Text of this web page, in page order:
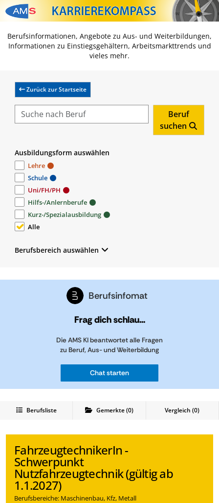
Zum Inhalt springen
Zum Navmenü springen
Zur Suche springen
Zur Footer springen
Berufsinformationen, Angebote zu Aus- und Weiterbildungen,
Informationen zu Einstiegsgehältern, Arbeitsmarkttrends und
vieles mehr.
Zurück zur Startseite
Beruf
suchen
Ausbildungsform auswählen
Lehre
Schule
Uni/FH/PH
Hilfs-/Anlernberufe
Kurz-/Spezialausbildung
Alle
Berufsbereich auswählen
Berufsinfomat
Frag dich schlau...
Die AMS KI beantwortet alle Fragen
zu Beruf, Aus- und Weiterbildung
Chat starten
Berufsliste Gemerkte(0) Vergleich (0)
FahrzeugtechnikerIn -
Schwerpunkt
Nutzfahrzeugtechnik (gültig ab
1.1.2027)
Berufsbereiche: Maschinenbau, Kfz, Metall